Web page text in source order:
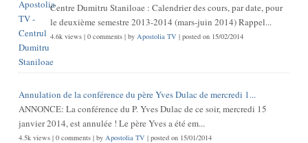
Centre Dumitru Staniloae : Calendrier des cours, par date, pour
le deuxième semestre 2013-2014 (mars-juin 2014) Rappel...
4.6k views| 0 comments| by Apostolia TV | posted on 15/02/2014
Annulation de la conférence du père Yves Dulac de mercredi 1...
ANNONCE: La conférence du P. Yves Dulac de ce soir, mercredi 15
janvier 2014, est annulée ! Le père Yves a été em...
4.5k views| 0 comments| by Apostolia TV | posted on 15/01/2014